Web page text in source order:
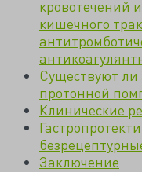
кровотечений
кишечного
Существуют
протонной
Клинические
Заключение